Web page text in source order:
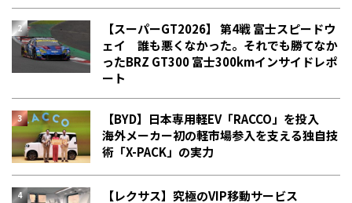
【スーパーGT2026】 第4戦 富士スピードウ
ェイ 誰も悪くなかった。それでも勝てなか
った――BRZ GT300 富士300kmインサイドレポ
ート
【BYD】日本専用軽EV「RACCO」を投入
海外メーカー初の軽市場参入を支える独自技
術「X-PACK」の実力
【レクサス】究極のVIP移動サービス